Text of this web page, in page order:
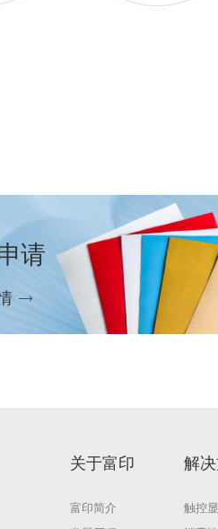
请
关于富印
富印简介
解
触控